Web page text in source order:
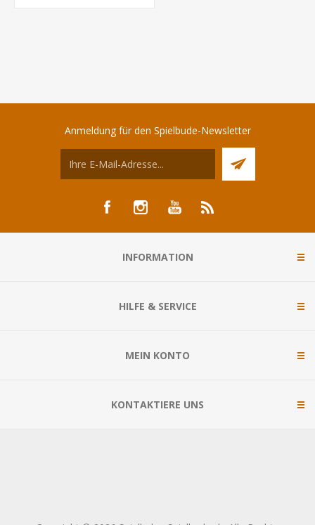
Anmeldung für den Spielbude-Newsletter
INFORMATION
HILFE & SERVICE
MEIN KONTO
KONTAKTIERE UNS